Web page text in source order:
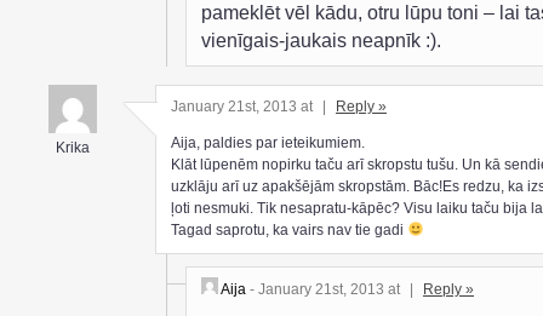
pameklēt vēl kādu, otru lūpu toni – lai
vienīgais-jaukais neapnīk :).
Krika
January 21st, 2013 at Reply »
Aija, paldies par ieteikumiem.
Klāt lūpenēm nopirku taču arī skropstu tušu. Un kā
uzklāju arī uz apakšējām skropstām. Bāc!Es redzu, ka
ļoti nesmuki. Tik nesapratu-kāpēc? Visu laiku taču bija
Tagad saprotu, ka vairs nav tie gadi
Aija - January 21st, 2013 at | Reply »